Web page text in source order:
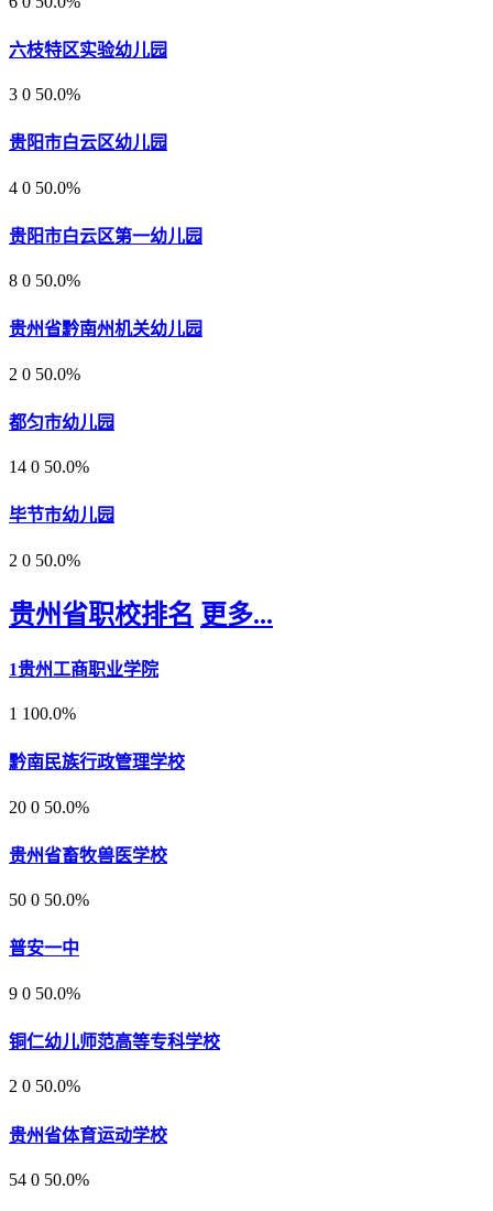
六枝特区实验幼儿园
3 0 50.0%
贵阳市白云区幼儿园
4 0 50.0%
贵阳市白云区第一幼儿园
8 0 50.0%
贵州省黔南州机关幼儿园
2 0 50.0%
都匀市幼儿园
14 0 50.0%
毕节市幼儿园
2 0 50.0%
贵州省职校排名 更多...
1贵州工商职业学院
1 100.0%
黔南民族行政管理学校
20 0 50.0%
贵州省畜牧兽医学校
50 0 50.0%
普安一中
9 0 50.0%
铜仁幼儿师范高等专科学校
2 0 50.0%
贵州省体育运动学校
54 0 50.0%